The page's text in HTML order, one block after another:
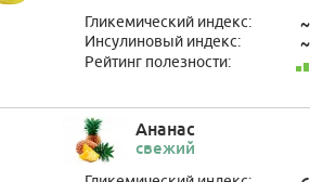
Гликемический индекс: ~
Инсулиновый индекс: ~
Рейтинг полезности:
Ананас
свежий